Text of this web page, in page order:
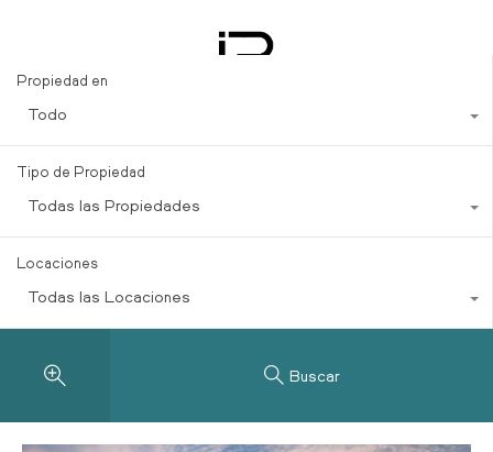
Propiedad en
Todo
Tipo de Propiedad
Todas las Propiedades
Locaciones
Todas las Locaciones
Buscar